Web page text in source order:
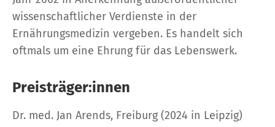
wissenschaftlicher Verdienste in der
Ernährungsmedizin vergeben. Es handelt sich
oftmals um eine Ehrung für das Lebenswerk.
Preisträger:innen
Dr. med. Jan Arends, Freiburg (2024 in Leipzig)